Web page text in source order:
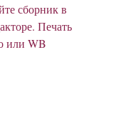
сборник в
Печать
или WB